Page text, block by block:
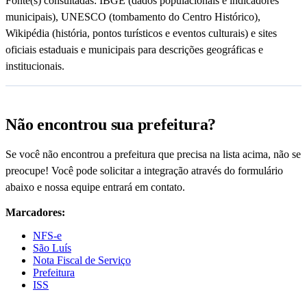
municipais), UNESCO (tombamento do Centro Histórico),
Wikipédia (história, pontos turísticos e eventos culturais) e sites
oficiais estaduais e municipais para descrições geográficas e
institucionais.
Não encontrou sua prefeitura?
Se você não encontrou a prefeitura que precisa na lista acima, não se
preocupe! Você pode solicitar a integração através do formulário
abaixo e nossa equipe entrará em contato.
Marcadores:
NFS-e
São Luís
Nota Fiscal de Serviço
Prefeitura
ISS